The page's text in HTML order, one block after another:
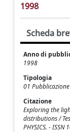
1998
Scheda
Anno di
1998
Tipologia
01
Citazione
Exploring the
distributions /
PHYSICS. -